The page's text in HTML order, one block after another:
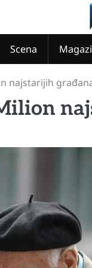
Scena
najstarijih